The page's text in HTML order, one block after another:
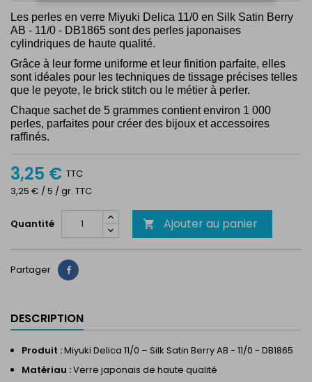
Les perles en verre Miyuki Delica 11/0 en Silk Satin Berry
AB - 11/0 - DB1865 sont des perles japonaises
cylindriques de haute qualité.
Grâce à leur forme uniforme et leur finition parfaite, elles
sont idéales pour les techniques de tissage précises telles
que le peyote, le brick stitch ou le métier à perler.
Chaque sachet de 5 grammes contient environ 1 000
perles, parfaites pour créer des bijoux et accessoires
raffinés.
3,25 € TTC
3,25 € / 5 / gr. TTC
Quantité  Ajouter au panier
Partager Partager
DESCRIPTION
Produit :Miyuki Delica 11/0 – Silk Satin Berry AB - 11/0 - DB1865
Matériau :Verre japonais de haute qualité